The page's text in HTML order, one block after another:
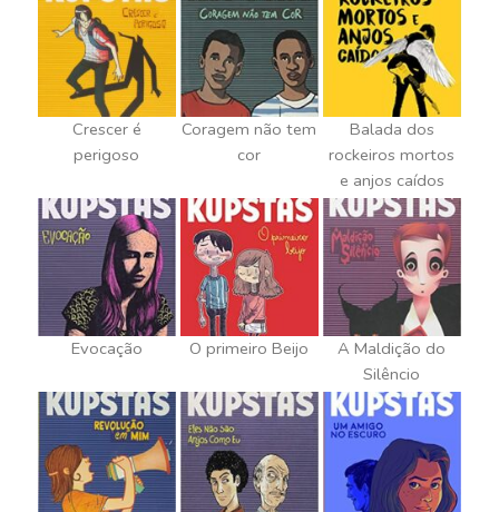
Crescer é
perigoso
Coragem não tem
cor
Balada dos
rockeiros mortos
e anjos caídos
Evocação O primeiro Beijo
A Maldição do
Silêncio